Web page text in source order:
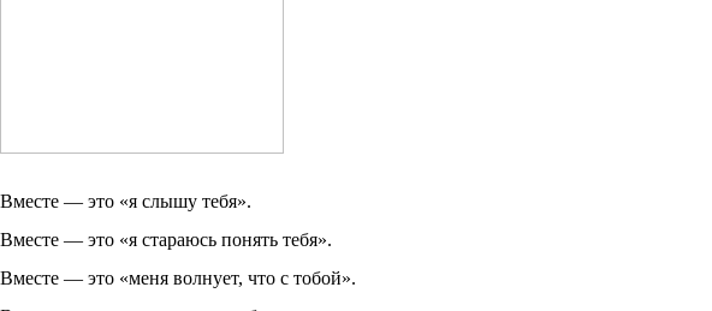
Вместe — это «я слышу тебя».
Вместе — это «я стараюсь понять тебя».
Вместе — это «меня волнует, что с тобой».